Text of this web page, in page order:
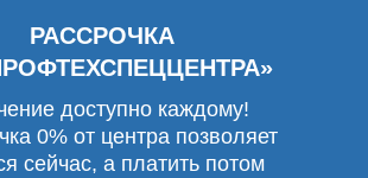
РАССРОЧКА
доступно каждому!
0% от центра позволяет
сейчас, а платить потом